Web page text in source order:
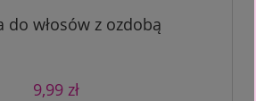
do włosów z ozdobą
9,99 zł